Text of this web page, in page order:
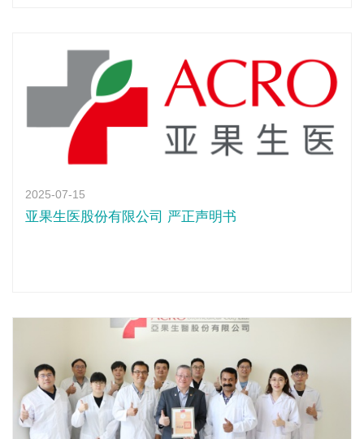
2025-07-15
亚果生医股份有限公司 严正声明书